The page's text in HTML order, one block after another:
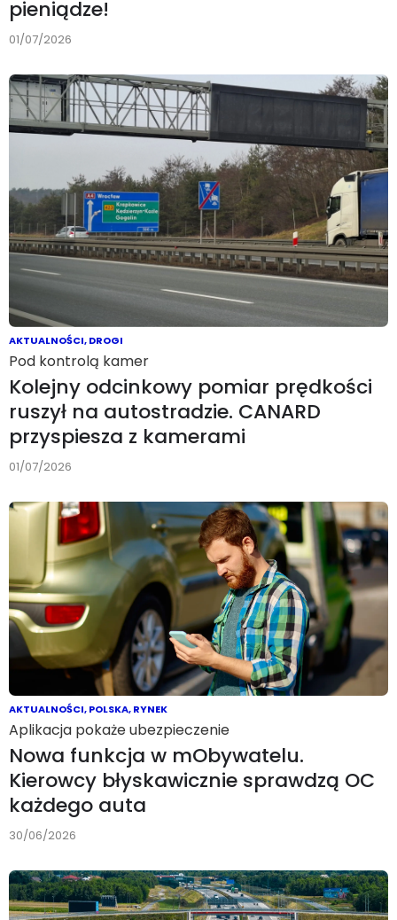
pieniądze!
01/07/2026
AKTUALNOŚCI,DROGI
Pod kontrolą kamer
Kolejny odcinkowy pomiar prędkości
ruszył na autostradzie. CANARD
przyspiesza z kamerami
01/07/2026
AKTUALNOŚCI,POLSKA,RYNEK
Aplikacja pokaże ubezpieczenie
Nowa funkcja w mObywatelu.
Kierowcy błyskawicznie sprawdzą OC
każdego auta
30/06/2026